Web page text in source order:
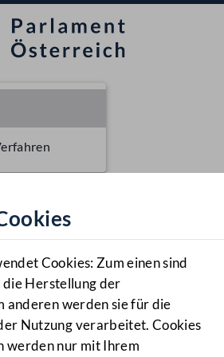
öffnen
Cookies: Zum einen sind
Herstellung der
anderen werden sie für die
Nutzung verarbeitet. Cookies
werden nur mit Ihrem